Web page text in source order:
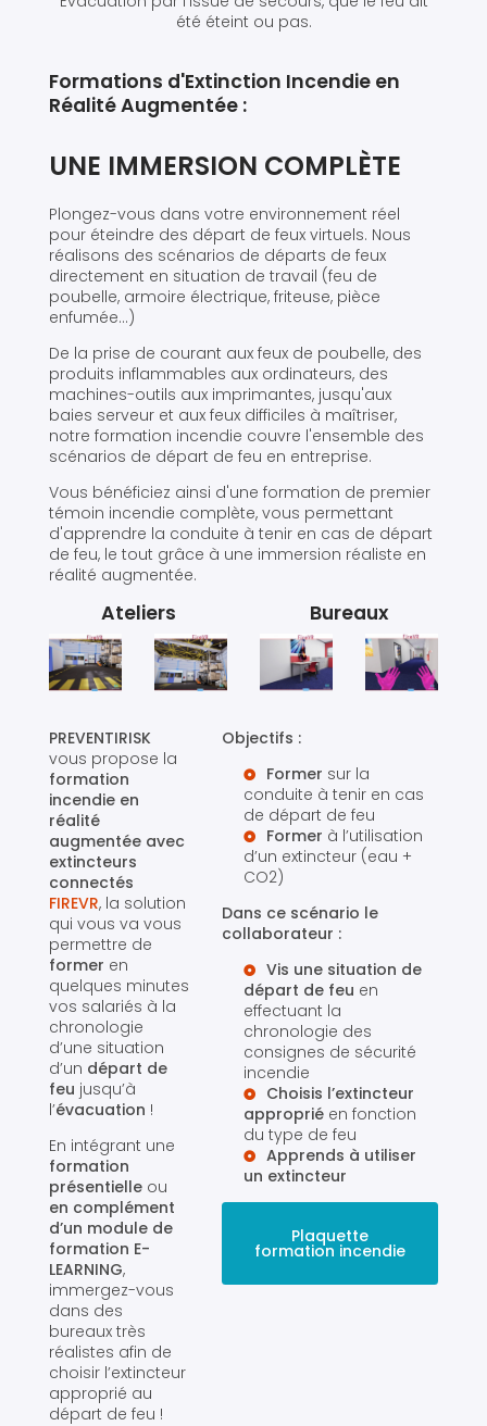
été éteint ou pas.
Formations d'Extinction Incendie en
Réalité Augmentée :
UNE IMMERSION COMPLÈTE
Plongez-vous dans votre environnement réel
pour éteindre des départ de feux virtuels. Nous
réalisons des scénarios de départs de feux
directement en situation de travail (feu de
poubelle, armoire électrique, friteuse, pièce
enfumée...)
De la prise de courant aux feux de poubelle, des
produits inflammables aux ordinateurs, des
machines-outils aux imprimantes, jusqu'aux
baies serveur et aux feux difficiles à maîtriser,
notre formation incendie couvre l'ensemble des
scénarios de départ de feu en entreprise.
Vous bénéficiez ainsi d'une formation de premier
témoin incendie complète, vous permettant
d'apprendre la conduite à tenir en cas de départ
de feu, le tout grâce à une immersion réaliste en
réalité augmentée.
Ateliers Bureaux
PREVENTIRISK
vous propose la
formation
incendie en
réalité
augmentée avec
extincteurs
connectés
FIREVR, la solution
qui vous va vous
permettre de
former en
quelques minutes
vos salariés à la
chronologie
d’une situation
d’un départ de
feu jusqu’à
l’évacuation !
En intégrant une
formation
présentielle ou
en complément
d’un module de
formation E-
LEARNING,
immergez-vous
dans des
bureaux très
réalistes afin de
choisir l’extincteur
approprié au
départ de feu !
Objectifs :
Former sur la
conduite à tenir en cas
de départ de feu
Former à l’utilisation
d’un extincteur (eau +
CO2)
Dans ce scénario le
collaborateur :
Vis une situation de
départ de feu en
effectuant la
chronologie des
consignes de sécurité
incendie
Choisis l’extincteur
approprié en fonction
du type de feu
Apprends à utiliser
un extincteur
Plaquette
formation incendie